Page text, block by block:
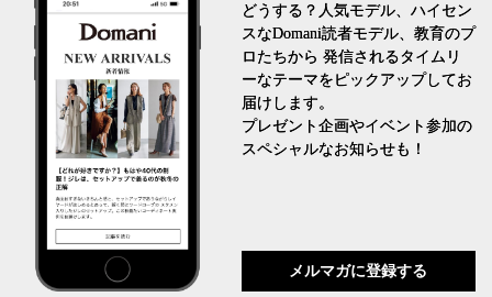
どうする？人気モデル、ハイセン
スなDomani読者モデル、教育のプ
ロたちから 発信されるタイムリ
ーなテーマをピックアップしてお
届けします。
プレゼント企画やイベント参加の
スペシャルなお知らせも！
メルマガに登録する